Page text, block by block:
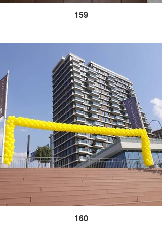
159
160